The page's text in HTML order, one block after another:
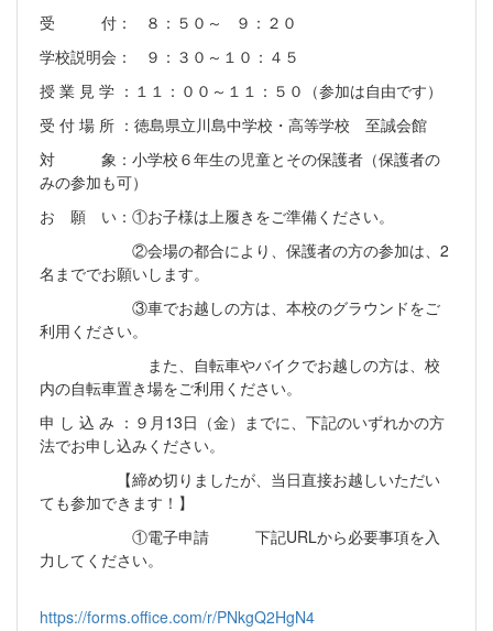
受 付： ８：５０～ ９：２０
学校説明会： ９：３０～１０：４５
授 業 見 学 ：１１：００～１１：５０（参加は自由です）
受 付 場 所 ：徳島県立川島中学校・高等学校 至誠会館
対 象：小学校６年生の児童とその保護者（保護者の
みの参加も可）
お 願 い：①お子様は上履きをご準備ください。
②会場の都合により、保護者の方の参加は、2
名まででお願いします。
③車でお越しの方は、本校のグラウンドをご
利用ください。
また、自転車やバイクでお越しの方は、校
内の自転車置き場をご利用ください。
申 し 込 み ：９月13日（金）までに、下記のいずれかの方
法でお申し込みください。
【締め切りましたが、当日直接お越しいただい
ても参加できます！】
①電子申請 下記URLから必要事項を入
力してください。
https://forms.office.com/r/PNkgQ2HgN4